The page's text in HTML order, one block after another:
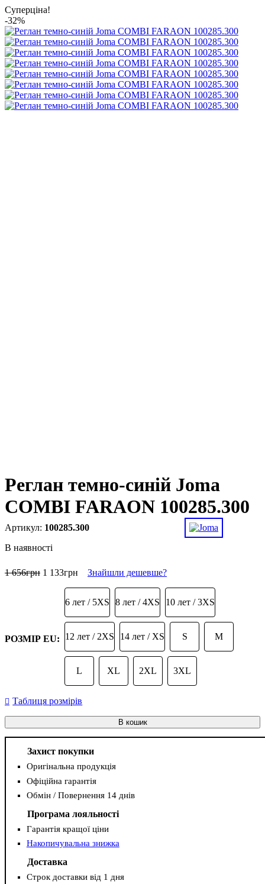
Суперціна!
-32%
Реглан темно-синій Joma
COMBI FARAON 100285.300
100285.300
В наявності
1 656грн 1 133грн Знайшли дешевше?
РОЗМІР EU:
6 лет / 5XS 8 лет / 4XS 10 лет / 3XS
12 лет / 2XS 14 лет / XS S M
L XL 2XL 3XL
Таблиця розмірів
В кошик
Захист покупки
Оригінальна продукція
Офіційна гарантія
Обмін / Повернення 14 днів
Програма лояльності
Гарантія кращої ціни
Накопичувальна знижка
Доставка
Строк доставки від 1 дня